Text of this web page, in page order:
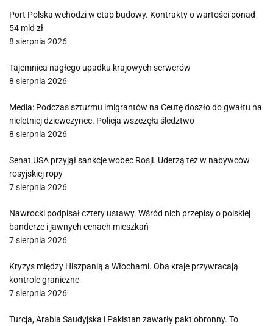
Port Polska wchodzi w etap budowy. Kontrakty o wartości ponad
54 mld zł
8 sierpnia 2026
Tajemnica nagłego upadku krajowych serwerów
8 sierpnia 2026
Media: Podczas szturmu imigrantów na Ceutę doszło do gwałtu na
nieletniej dziewczynce. Policja wszczęła śledztwo
8 sierpnia 2026
Senat USA przyjął sankcje wobec Rosji. Uderzą też w nabywców
rosyjskiej ropy
7 sierpnia 2026
Nawrocki podpisał cztery ustawy. Wśród nich przepisy o polskiej
banderze i jawnych cenach mieszkań
7 sierpnia 2026
Kryzys między Hiszpanią a Włochami. Oba kraje przywracają
kontrole graniczne
7 sierpnia 2026
Turcja, Arabia Saudyjska i Pakistan zawarły pakt obronny. To